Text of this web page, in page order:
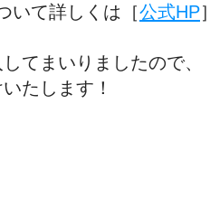
いて詳しくは［公式HP
てまいりましたので、
たします！